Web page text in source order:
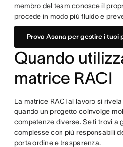
membro del team conosce il
procede in modo più fluido e
Prova Asana per gestire i tuoi
Quando
matrice RACI
La matrice RACI al lavoro si
quando un progetto coinvolge
competenze diverse. Se ti trovi a
complesse con più responsabili
porta ordine e trasparenza.